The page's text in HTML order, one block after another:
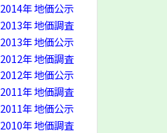
2014年 地価公示
2013年 地価調査
2013年 地価公示
2012年 地価調査
2012年 地価公示
2011年 地価調査
2011年 地価公示
2010年 地価調査